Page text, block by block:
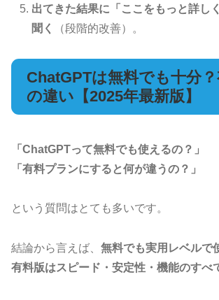
出てきた結果に「ここをもっと詳し
聞く
（段階的改善）。
ChatGPTは無料でも十分
の違い【2025年最新版】
「ChatGPTって無料でも使えるの？」
「有料プランにすると何が違うの？」
という質問はとても多いです。
結論から言えば、 無料でも実用レベルで
有料版はスピード・安定性・機能のすべ